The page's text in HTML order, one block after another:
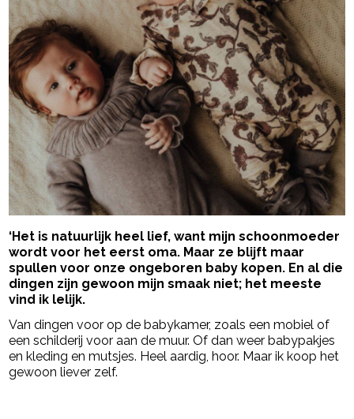
‘Het is natuurlijk heel lief, want mijn schoonmoeder
wordt voor het eerst oma. Maar ze blijft maar
spullen voor onze ongeboren baby kopen. En al die
dingen zijn gewoon mijn smaak niet; het meeste
vind ik lelijk.
Van dingen voor op de babykamer, zoals een mobiel of
een schilderij voor aan de muur. Of dan weer babypakjes
en kleding en mutsjes. Heel aardig, hoor. Maar ik koop het
gewoon liever zelf.